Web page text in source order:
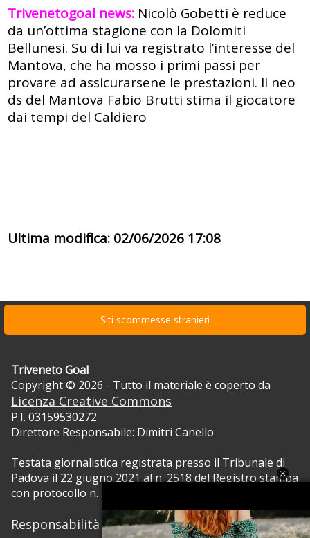
Trivenetogoal news: Nicolò Gobetti è reduce
da un’ottima stagione con la Dolomiti
Bellunesi. Su di lui va registrato l’interesse del
Mantova, che ha mosso i primi passi per
provare ad assicurarsene le prestazioni. Il neo
ds del Mantova Fabio Brutti stima il giocatore
dai tempi del Caldiero
Ultima modifica: 02/06/2026 17:08
Siti scommesse stranieri
Triveneto Goal
Copyright © 2026 - Tutto il materiale è coperto da
Licenza Creative Commons
P.I. 03159530272
Direttore Responsabile: Dimitri Canello
Testata giornalistica registrata presso il Tribunale di
Padova il 22 giugno 2021 al n. 2518 del Registro stampa
con protocollo n. 5105/2021 RVG.
Responsabilità dei contenuti